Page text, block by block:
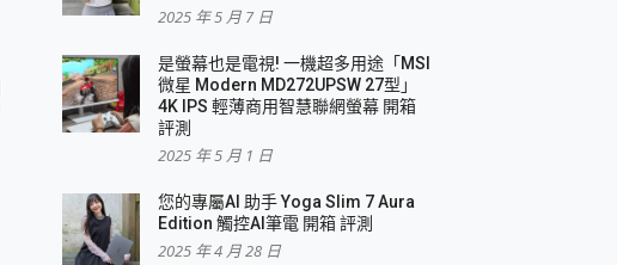
2025 年 5 月 7 日
是螢幕也是電視! 一機超多用途「MSI
微星 Modern MD272UPSW 27型」
4K IPS 輕薄商用智慧聯網螢幕 開箱
評測
2025 年 5 月 1 日
您的專屬AI 助手 Yoga Slim 7 Aura
Edition 觸控AI筆電 開箱 評測
2025 年 4 月 28 日